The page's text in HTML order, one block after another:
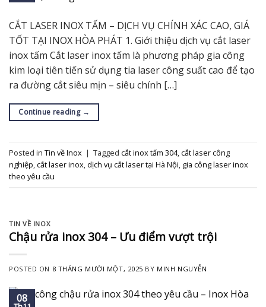
CẮT LASER INOX TẤM – DỊCH VỤ CHÍNH XÁC CAO, GIÁ
TỐT TẠI INOX HÒA PHÁT 1. Giới thiệu dịch vụ cắt laser
inox tấm Cắt laser inox tấm là phương pháp gia công
kim loại tiên tiến sử dụng tia laser công suất cao để tạo
ra đường cắt siêu mịn – siêu chính […]
Continue reading →
Posted in Tin về Inox | Tagged cắt inox tấm 304,cắt laser công
nghiệp,cắt laser inox,dịch vụ cắt laser tại Hà Nội, gia công laser inox
theo yêu cầu
TIN VỀ INOX
Chậu rửa inox 304 – Ưu điểm vượt trội
POSTED ON 8 THÁNG MƯỜI MỘT, 2025 BY MINH NGUYỄN
08